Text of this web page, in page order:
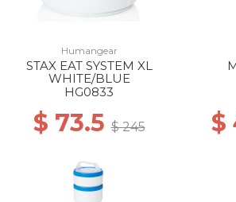
Humangear
STAX EAT SYSTEM XL
WHITE/BLUE
HG0833
$ 73.5$ 245 $